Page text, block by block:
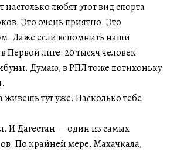
настолько любят этот вид спорта
Это очень приятно. Это
Даже если вспомнить наши
Первой лиге: 20 тысяч человек
Думаю, в РПЛ тоже потихоньку
тут уже. Насколько тебе
И Дагестан — один из самых
По крайней мере, Махачкала,